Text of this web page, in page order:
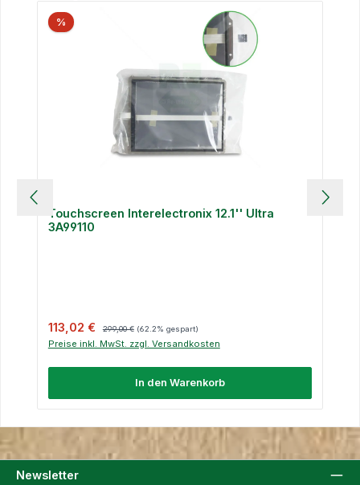
%
Touchscreen Interelectronix 12.1'' Ultra
3A99110
Verkaufspreis:
113,02 € 299,00 € (62.2% gespart)
Preise inkl. MwSt. zzgl. Versandkosten
In den Warenkorb
Newsletter